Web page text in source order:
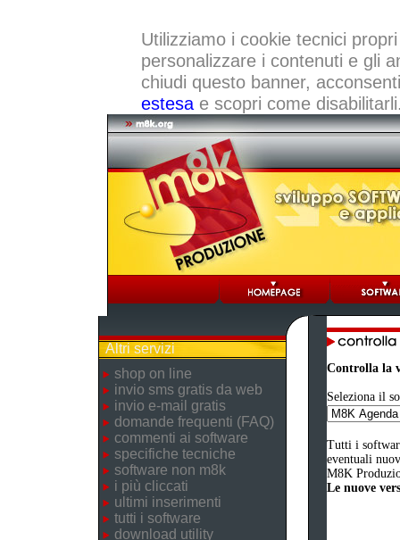
Utilizziamo i cookie tecnici
personalizzare i contenuti e gli
chiudi questo banner,
estesae scopri come
Altri servizi
shop on line
invio sms gratis da web
invio e-mail gratis
domande frequenti (FAQ)
commenti ai software
specifiche tecniche
software non m8k
i più cliccati
ultimi inserimenti
tutti i software
download utility
Controlla la
Seleziona il
Tutti i
eventuali
M8K
Le nuove